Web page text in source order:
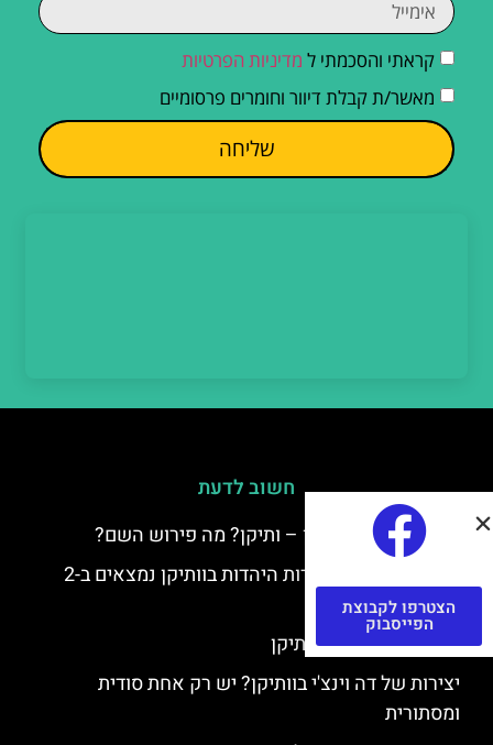
קראתי והסכמתי ל מדיניות הפרטיות
מאשר/ת קבלת דיוור וחומרים פרסומיים
שליחה
חשוב לדעת
למה קוראים לוותיקן – ותיקן? מה פירוש השם?
כתב יד ותיקן – אוצרות היהדות בוותיקן נמצאים ב-2
כתבי יד עתיקים
יצירות של רפאל בוותיקן
יצירות של דה וינצ'י בוותיקן? יש רק אחת סודית
ומסתורית
הצטרפו לקבוצת
הפייסבוק